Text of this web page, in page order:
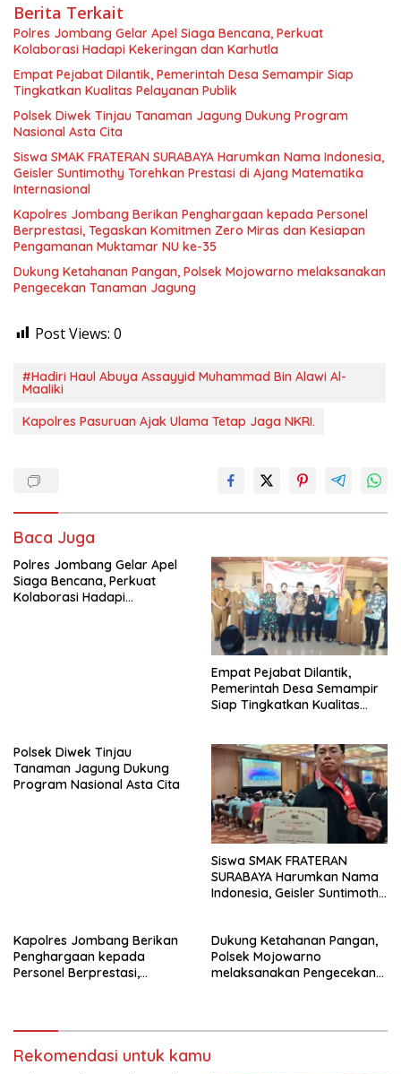
Berita Terkait
Polres Jombang Gelar Apel Siaga Bencana, Perkuat
Kolaborasi Hadapi Kekeringan dan Karhutla
Empat Pejabat Dilantik, Pemerintah Desa Semampir Siap
Tingkatkan Kualitas Pelayanan Publik
Polsek Diwek Tinjau Tanaman Jagung Dukung Program
Nasional Asta Cita
Siswa SMAK FRATERAN SURABAYA Harumkan Nama Indonesia,
Geisler Suntimothy Torehkan Prestasi di Ajang Matematika
Internasional
Kapolres Jombang Berikan Penghargaan kepada Personel
Berprestasi, Tegaskan Komitmen Zero Miras dan Kesiapan
Pengamanan Muktamar NU ke-35
Dukung Ketahanan Pangan, Polsek Mojowarno melaksanakan
Pengecekan Tanaman Jagung
Post Views: 0
#Hadiri Haul Abuya Assayyid Muhammad Bin Alawi Al-
Maaliki
Kapolres Pasuruan Ajak Ulama Tetap Jaga NKRI.
Baca Juga
Polres Jombang Gelar Apel
Siaga Bencana, Perkuat
Kolaborasi Hadapi
Empat Pejabat Dilantik,
Pemerintah Desa Semampir
Siap Tingkatkan Kualitas
Polsek Diwek Tinjau
Tanaman Jagung Dukung
Program Nasional Asta Cita
Siswa SMAK FRATERAN
SURABAYA Harumkan Nama
Indonesia, Geisler Suntimothy
Kapolres Jombang Berikan
Penghargaan kepada
Personel Berprestasi,
ke-35
Dukung Ketahanan Pangan,
Polsek Mojowarno
melaksanakan Pengecekan
Rekomendasi untuk kamu